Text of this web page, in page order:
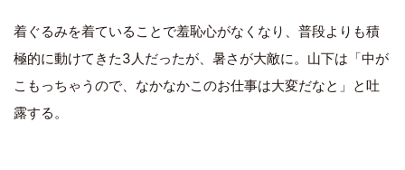
着ぐるみを着ていることで羞恥心がなくなり、普段よりも積
極的に動けてきた3人だったが、暑さが大敵に。山下は「中が
こもっちゃうので、なかなかこのお仕事は大変だなと」と吐
露する。